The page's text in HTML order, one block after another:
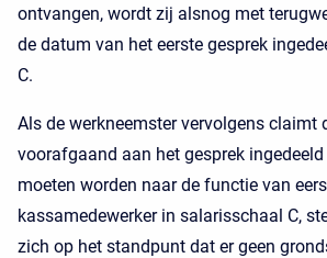
ontvangen, wordt zij alsnog met
de datum van het eerste gesprek
C.
Als de werkneemster vervolgens claimt
voorafgaand aan het gesprek
moeten worden naar de functie van
kassamedewerker in salarisschaal C,
zich op het standpunt dat er geen